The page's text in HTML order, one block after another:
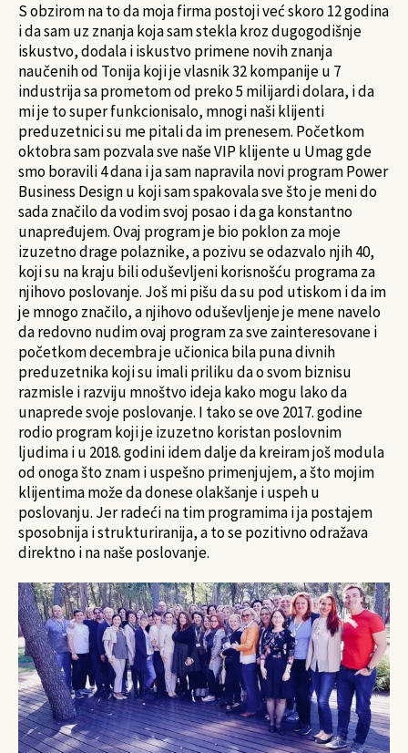
S obzirom na to da moja firma postoji već skoro 12 godina
i da sam uz znanja koja sam stekla kroz dugogodišnje
iskustvo, dodala i iskustvo primene novih znanja
naučenih od Tonija koji je vlasnik 32 kompanije u 7
industrija sa prometom od preko 5 milijardi dolara, i da
mi je to super funkcionisalo, mnogi naši klijenti
preduzetnici su me pitali da im prenesem. Početkom
oktobra sam pozvala sve naše VIP klijente u Umag gde
smo boravili 4 dana i ja sam napravila novi program Power
Business Design u koji sam spakovala sve što je meni do
sada značilo da vodim svoj posao i da ga konstantno
unapređujem. Ovaj program je bio poklon za moje
izuzetno drage polaznike, a pozivu se odazvalo njih 40,
koji su na kraju bili oduševljeni korisnošću programa za
njihovo poslovanje. Još mi pišu da su pod utiskom i da im
je mnogo značilo, a njihovo oduševljenje je mene navelo
da redovno nudim ovaj program za sve zainteresovane i
početkom decembra je učionica bila puna divnih
preduzetnika koji su imali priliku da o svom biznisu
razmisle i razviju mnoštvo ideja kako mogu lako da
unaprede svoje poslovanje. I tako se ove 2017. godine
rodio program koji je izuzetno koristan poslovnim
ljudima i u 2018. godini idem dalje da kreiram još modula
od onoga što znam i uspešno primenjujem, a što mojim
klijentima može da donese olakšanje i uspeh u
poslovanju. Jer radeći na tim programima i ja postajem
sposobnija i strukturiranija, a to se pozitivno odražava
direktno i na naše poslovanje.